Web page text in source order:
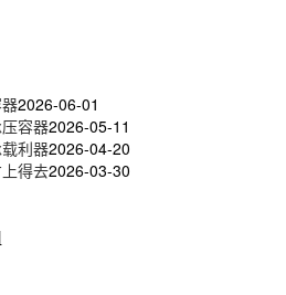
2026-06-01
容器2026-05-11
利器2026-04-20
得去2026-03-30